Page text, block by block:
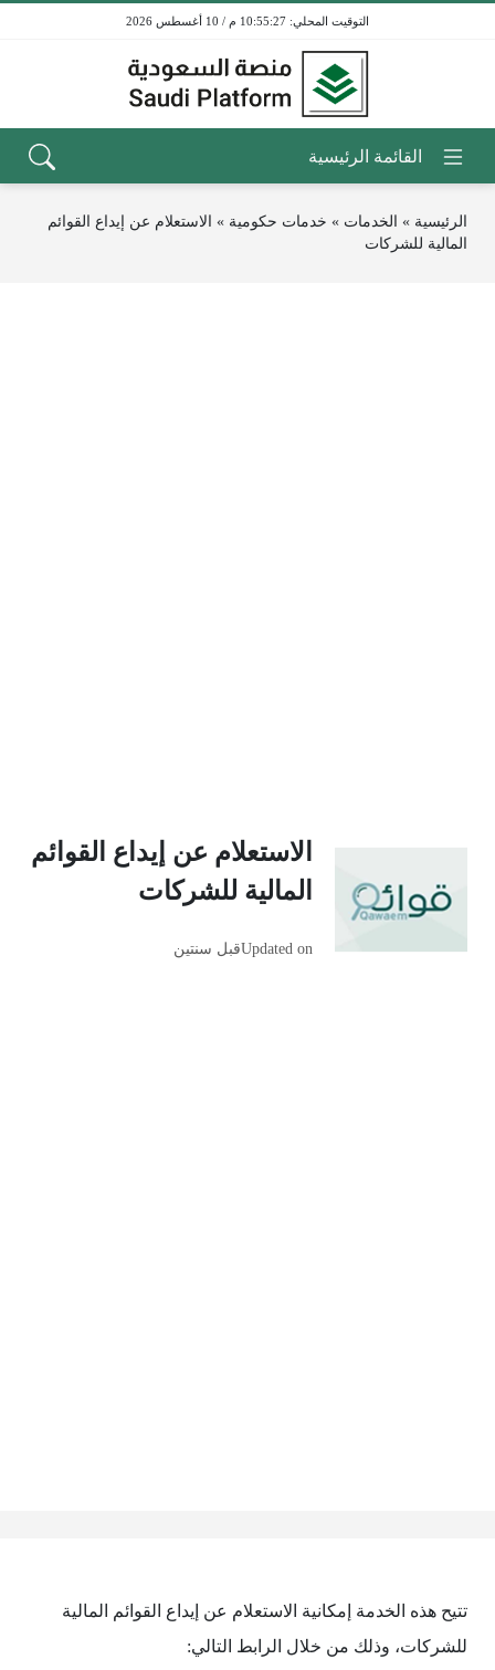
10:55:27 م / 10 أغسطس 2026
الرئيسية » الخدمات » خدمات حكومية » الاستعلام عن إيداع القوائم
المالية للشركات
الاستعلام عن إيداع القوائم
المالية للشركات
Updated onقبل سنتين
تتيح هذه الخدمة إمكانية الاستعلام عن إيداع القوائم المالية
للشركات، وذلك من خلال الرابط التالي: